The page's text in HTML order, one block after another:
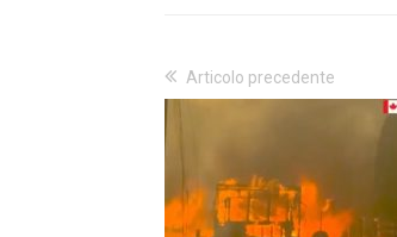
Articolo precedente